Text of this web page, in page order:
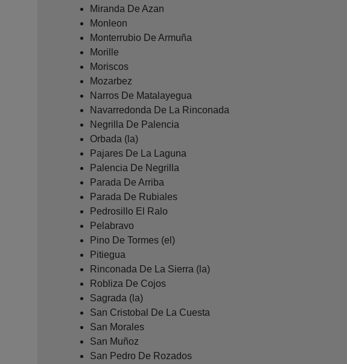
Miranda De Azan
Monleon
Monterrubio De Armuña
Morille
Moriscos
Mozarbez
Narros De Matalayegua
Navarredonda De La Rinconada
Negrilla De Palencia
Orbada (la)
Pajares De La Laguna
Palencia De Negrilla
Parada De Arriba
Parada De Rubiales
Pedrosillo El Ralo
Pelabravo
Pino De Tormes (el)
Pitiegua
Rinconada De La Sierra (la)
Robliza De Cojos
Sagrada (la)
San Cristobal De La Cuesta
San Morales
San Muñoz
San Pedro De Rozados